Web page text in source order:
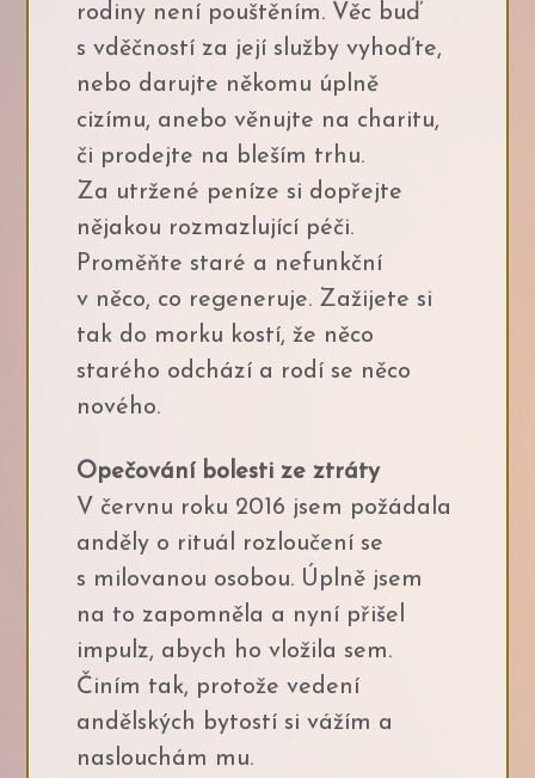
rodiny není pouštěním. Věc buď
s vděčností za její služby vyhoďte,
nebo darujte někomu úplně
cizímu, anebo věnujte na charitu,
či prodejte na bleším trhu.
Za utržené peníze si dopřejte
nějakou rozmazlující péči.
Proměňte staré a nefunkční
v něco, co regeneruje. Zažijete si
tak do morku kostí, že něco
starého odchází a rodí se něco
nového.
Opečování bolesti ze ztráty
V červnu roku 2016 jsem požádala
anděly o rituál rozloučení se
s milovanou osobou. Úplně jsem
na to zapomněla a nyní přišel
impulz, abych ho vložila sem.
Činím tak, protože vedení
andělských bytostí si vážím a
naslouchám mu.